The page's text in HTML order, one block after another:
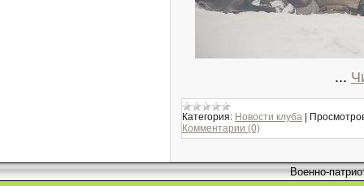
...
Категория: Новости клуба
Комментарии (0)
Военно-